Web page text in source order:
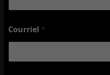
Courriel *